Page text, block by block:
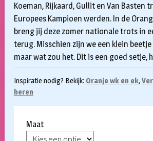
Koeman, Rijkaard, Gullit en Van Basten
Europees Kampioen werden. In de
breng jij deze zomer nationale trots in
terug. Misschien zijn we een klein
maar wat zou het. Dit is een goed setje,
Inspiratie nodig? Bekijk: Oranje wk en ek,
heren
Maat